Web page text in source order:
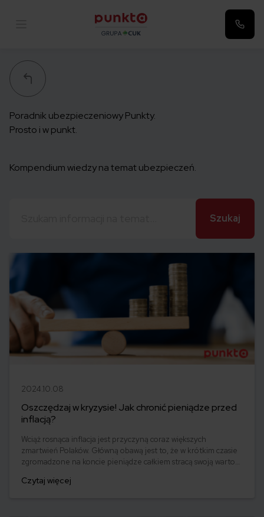
Poradnik ubezpieczeniowy Punkty.
Prosto i w punkt.
Kompendium wiedzy na temat ubezpieczeń.
2024.10.08
Oszczędzaj w kryzysie! Jak chronić pieniądze przed
inflacją?
Wciąż rosnąca inflacja jest przyczyną coraz większych
zmartwień Polaków. Główną obawą jest to, że w krótkim czasie
zgromadzone na koncie pieniądze całkiem stracą swoją wartość
wystarczającą poduszkę finansową. Jak chronić oszczędności
Czytaj więcej